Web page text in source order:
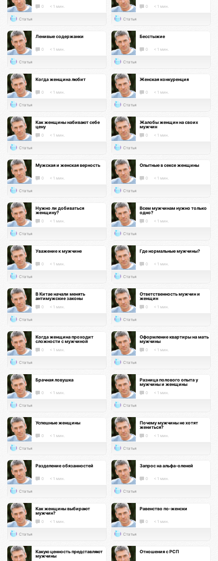
0 < 1 мин.
Статья
0 < 1 мин.
Статья
Ленивые содержанки
0 < 1 мин.
Статья
Бесстыжие
0 < 1 мин.
Статья
Когда женщина любит
0 < 1 мин.
Статья
Женская конкуренция
0 < 1 мин.
Статья
Как женщины набивают себе
цену
0 < 1 мин.
Статья
Жалобы женщин на своих
мужчин
0 < 1 мин.
Статья
Мужская и женская верность
0 < 1 мин.
Статья
Опытные в сексе женщины
0 < 1 мин.
Статья
Нужно ли добиваться
женщину?
0 < 1 мин.
Статья
Всем мужчинам нужно только
одно?
0 < 1 мин.
Статья
Уважение к мужчине
0 < 1 мин.
Статья
Где нормальные мужчины?
0 < 1 мин.
Статья
В Китае начали менять
антимужские законы
0 < 1 мин.
Статья
Ответственность мужчин и
женщин
0 < 1 мин.
Статья
Когда женщина проходит
сложности с мужчиной
0 < 1 мин.
Статья
Оформление квартиры на мать
мужчины
0 < 1 мин.
Статья
Брачная ловушка
0 < 1 мин.
Статья
Разница полового опыта у
мужчины и женщины
0 < 1 мин.
Статья
Успешные женщины
0 < 1 мин.
Статья
Почему мужчины не хотят
жениться?
0 < 1 мин.
Статья
Разделение обязанностей
0 < 1 мин.
Статья
Запрос на альфа-оленей
0 < 1 мин.
Статья
Как женщины выбирают
мужчин?
0 < 1 мин.
Статья
Равенство по-женски
0 < 1 мин.
Статья
Какую ценность представляют
мужчины
Отношения с РСП